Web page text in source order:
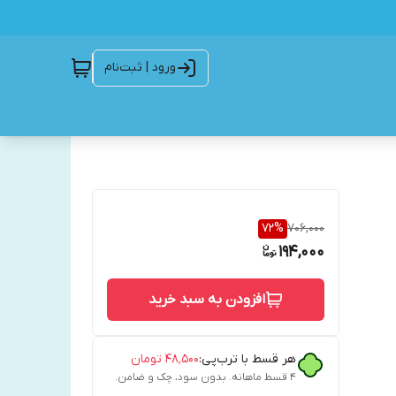
ورود | ثبت‌نام
706,000
72%
194,000
افزودن به سبد خرید
هر قسط با ترب‌پی:۴۸٬۵۰۰ تومان
۴ قسط ماهانه. بدون سود، چک و ضامن.